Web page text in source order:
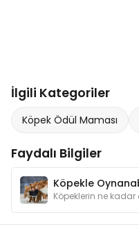
İlgili Kategoriler
Köpek Ödül Maması
Faydalı Bilgiler